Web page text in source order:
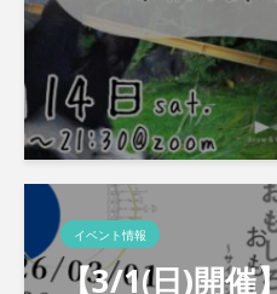
イベント情報
【3/1(日)開催